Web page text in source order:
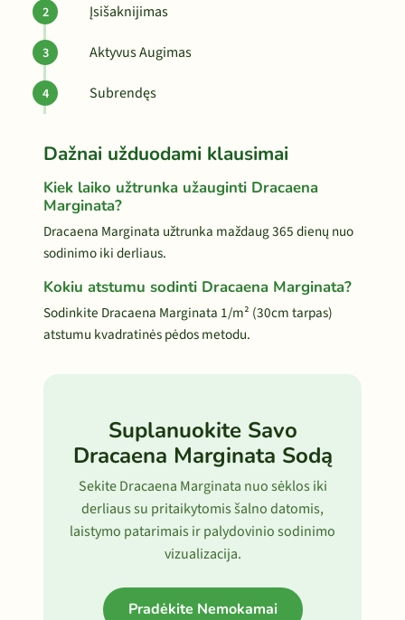
Įsišaknijimas
Aktyvus Augimas
Subrendęs
Dažnai užduodami klausimai
Kiek laiko užtrunka užauginti Dracaena
Marginata?
Dracaena Marginata užtrunka maždaug 365 dienų nuo
sodinimo iki derliaus.
Kokiu atstumu sodinti Dracaena Marginata?
Sodinkite Dracaena Marginata 1/m² (30cm tarpas)
atstumu kvadratinės pėdos metodu.
Suplanuokite Savo
Dracaena Marginata Sodą
Sekite Dracaena Marginata nuo sėklos iki
derliaus su pritaikytomis šalno datomis,
laistymo patarimais ir palydovinio sodinimo
vizualizacija.
Pradėkite Nemokamai